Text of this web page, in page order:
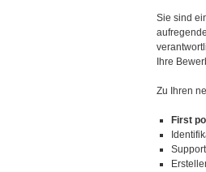
Sie sind
Ihre
Zu Ihren
First